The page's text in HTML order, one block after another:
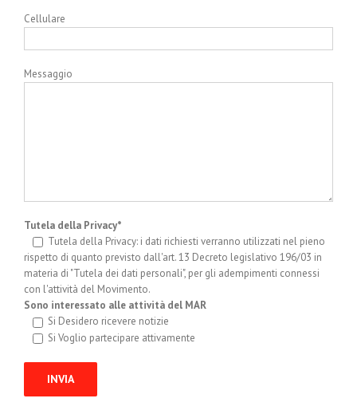
Cellulare
Messaggio
Tutela della Privacy*
Tutela della Privacy: i dati richiesti verranno utilizzati nel pieno
rispetto di quanto previsto dall'art. 13 Decreto legislativo 196/03 in
materia di "Tutela dei dati personali", per gli adempimenti connessi
con l'attività del Movimento.
Sono interessato alle attività del MAR
Si Desidero ricevere notizie
Si Voglio partecipare attivamente